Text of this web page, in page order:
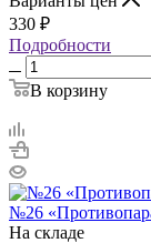
330 ₽
Подробности
В корзину
№26
На складе